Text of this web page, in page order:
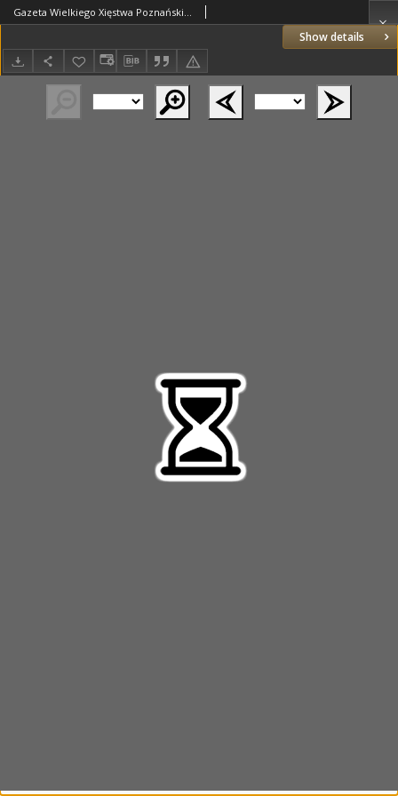
Show details
Gazeta Wielkiego Xięstwa Poznańskiego 1819.12 Nr96?